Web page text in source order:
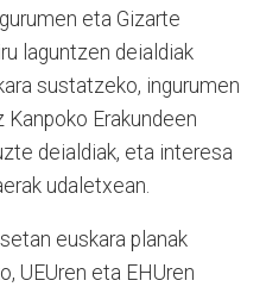
eta Gizarte
laguntzen deialdiak
sustatzeko, ingurumen
Kanpoko Erakundeen
deialdiak, eta interesa
udaletxean.
euskara planak
UEUren eta EHUren